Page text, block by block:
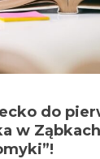
do
w